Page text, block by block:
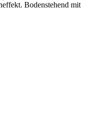
Bodenstehend mit